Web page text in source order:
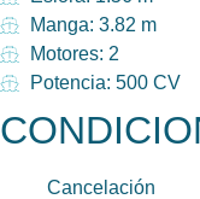
Manga: 3.82 m
Motores: 2
Potencia: 500 CV
Cancelación